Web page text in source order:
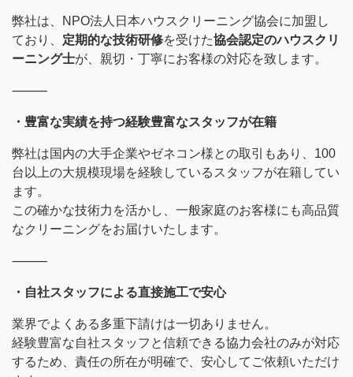
弊社は、NPO法人日本ハウスクリーニング協会に加盟し
ており、 定期的な技術研修を受けた協会認定のハウスクリ
ーニング士が、親切・丁寧にお客様の対応を致します。
⸻
・豊富な実績を持つ経験豊富なスタッフが在籍
弊社は国内の大手企業やゼネコン様との取引もあり、100
台以上の大規模現場を経験しているスタッフが在籍してい
ます。
この確かな技術力を活かし、一般家庭のお客様にも高品質
なクリーニングをお届けいたします。
⸻
・自社スタッフによる直接施工で安心
業界でよくある多重下請けは一切ありません。
経験豊富な自社スタッフと信頼できる協力会社のみが対応
するため、責任の所在が明確で、安心してご依頼いただけ